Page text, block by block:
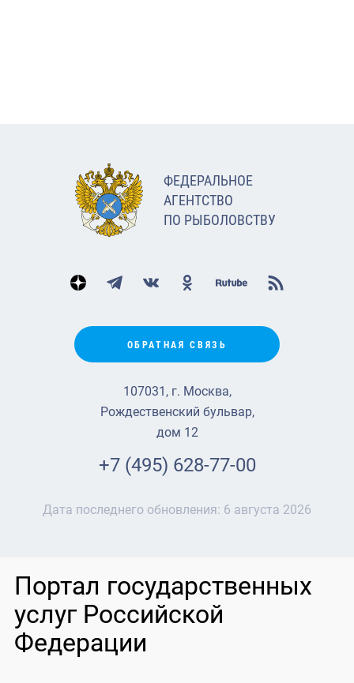
ФЕДЕРАЛЬНОЕ
АГЕНТСТВО
ПО РЫБОЛОВСТВУ
ОБРАТНАЯ СВЯЗЬ
107031, г. Москва,
Рождественский бульвар,
дом 12
+7 (495) 628-77-00
Дата последнего обновления: 6 августа 2026
Портал государственных
услуг Российской
Федерации